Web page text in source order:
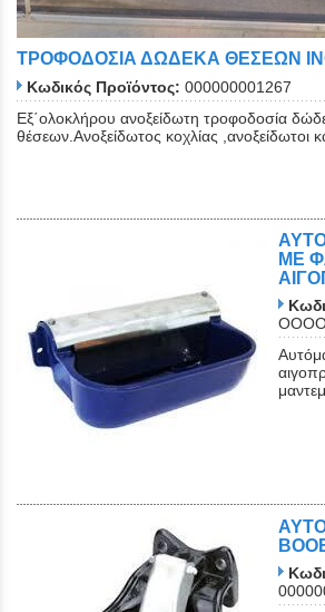
ΤΡΟΦΟΔΟΣΙΑ ΔΩΔΕΚΑ ΘΕΣΕΩΝ
Κωδικός Προϊόντος: 000000001267
Εξ΄ολοκλήρου ανοξείδωτη τροφοδοσία
θέσεων.Ανοξείδωτος κοχλίας ,ανοξείδωτοι
ΜΕ